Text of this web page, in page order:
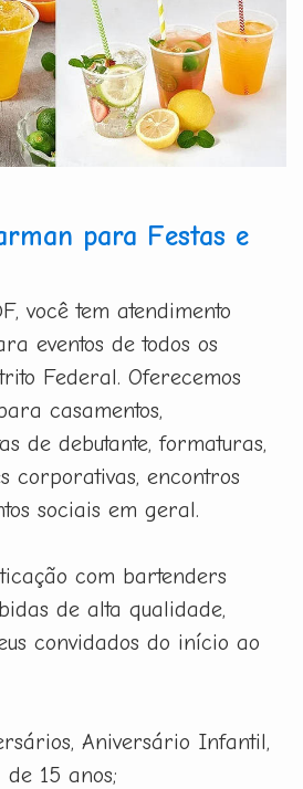
para Festas e
você tem atendimento
eventos de todos os
Federal. Oferecemos
casamentos,
de debutante, formaturas,
corporativas, encontros
sociais em geral.
com bartenders
de alta qualidade,
convidados do início ao
Aniversário Infantil,
de 15 anos;